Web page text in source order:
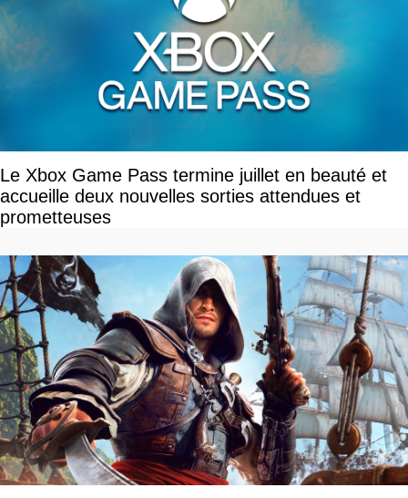
Le Xbox Game Pass termine juillet en beauté et
accueille deux nouvelles sorties attendues et
prometteuses